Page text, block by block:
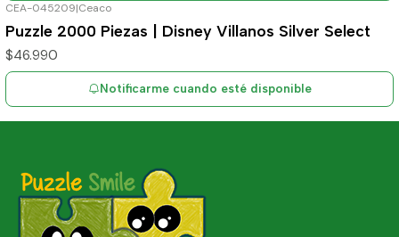
Agotado
CEA-045209|Ceaco
Puzzle 2000 Piezas | Disney Villanos Silver Select
$46.990
Notificarme cuando esté disponible